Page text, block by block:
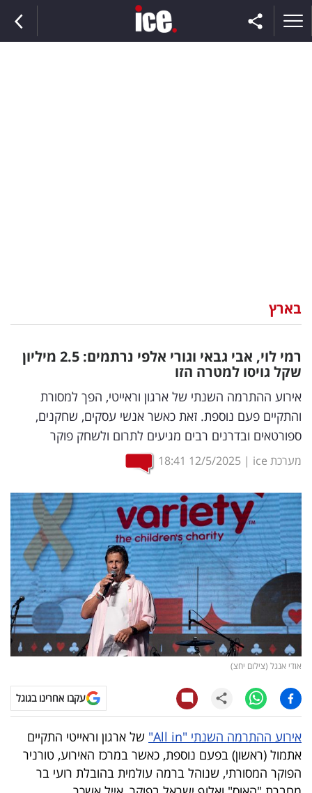
וצרכנות
דיגיטל
וטק
שיווק
ופרסום
מדדים
ומחקרים
דעות
רכילות
עסקית
קריפטו
ויראלי
טלוויזיה
עסקי
ספורט
בארץ
רמי לוי, אבי גבאי וגורי אלפי נרתמים: 2.5 מיליון
שקל גויסו למטרה הזו
אירוע ההתרמה השנתי של ארגון וראייטי, הפך למסורת
והתקיים פעם נוספת. זאת כאשר אנשי עסקים, שחקנים,
ספורטאים ובדרנים רבים מגיעים לתרום ולשחק פוקר
מערכת ice |
12/5/2025
18:41
אודי אנגל (צילום יחצ)
עקבו אחרינו בגוגל
אירוע ההתרמה השנתי "All in"
של ארגון וראייטי התקיים
אתמול (ראשון) בפעם נוספת, כאשר במרכז האירוע, טורניר
הפוקר המסורתי, שנוהל ברמה עולמית בהובלת רועי בר